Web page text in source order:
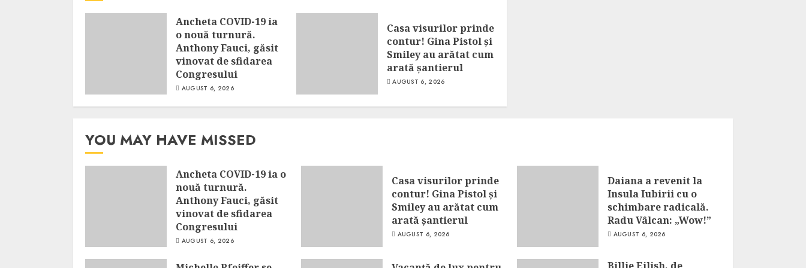
Ancheta COVID-19 ia
o nouă turnură.
Anthony Fauci, găsit
vinovat de sfidarea
Congresului
AUGUST 6, 2026
Casa visurilor prinde
contur! Gina Pistol și
Smiley au arătat cum
arată șantierul
AUGUST 6, 2026
YOU MAY HAVE MISSED
Ancheta COVID-19 ia o
nouă turnură.
Anthony Fauci, găsit
vinovat de sfidarea
Congresului
AUGUST 6, 2026
Casa visurilor prinde
contur! Gina Pistol și
Smiley au arătat cum
arată șantierul
AUGUST 6, 2026
Daiana a revenit la
Insula Iubirii cu o
schimbare radicală.
Radu Vâlcan: „Wow!”
AUGUST 6, 2026